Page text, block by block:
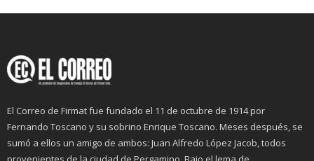
El Correo de Firmat fue fundado el 11 de octubre de 1914 por
Fernando Toscano y su sobrino Enrique Toscano. Meses después, se
sumó a ellos un amigo de ambos: Juan Alfredo López Jacob, todos